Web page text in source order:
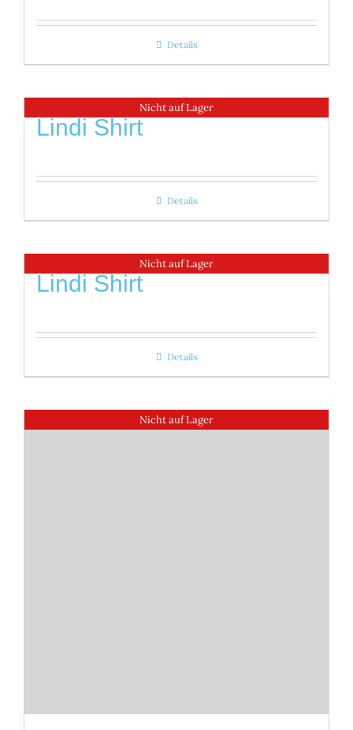
Details
Nicht auf Lager
Lindi Shirt
Details
Nicht auf Lager
Lindi Shirt
Details
Nicht auf Lager